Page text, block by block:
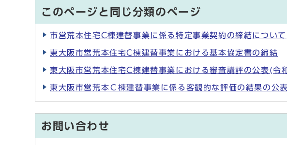
このページと同じ分類のページ
市営荒本住宅C棟建替事業に係る特定事業契約の締結について
東大阪市営荒本住宅C棟建替事業における基本協定書の締結
東大阪市営荒本住宅C棟建替事業における審査講評の公表(令
東大阪市営荒本Ｃ棟建替事業に係る客観的な評価の結果の公
お問い合わせ